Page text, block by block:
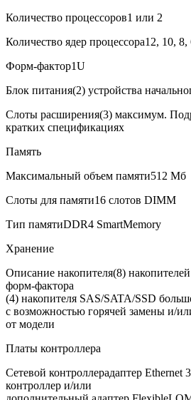
Оплата и доставка
Количество процессоров1 или 2
Количество ядер процессора12, 10,
Форм-фактор1U
Блок питания(2) устройства
Слоты расширения(3) максимум.
кратких спецификациях
Память
Максимальный объем памяти512 Мб
Слоты для памяти16 слотов DIMM
Тип памятиDDR4 SmartMemory
Хранение
Описание накопителя(8)
форм-фактора
(4) накопителя SAS/SATA/SSD
с возможностью горячей замены и/
от модели
Платы контроллера
Сетевой контроллерадаптер Ethernet
контроллер и/или